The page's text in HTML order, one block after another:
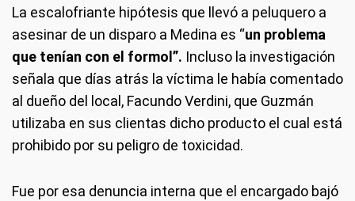
La escalofriante hipótesis que llevó a peluquero a
asesinar de un disparo a Medina es “un problema
que tenían con el formol”. Incluso la investigación
señala que días atrás la víctima le había comentado
al dueño del local, Facundo Verdini, que Guzmán
utilizaba en sus clientas dicho producto el cual está
prohibido por su peligro de toxicidad.
Fue por esa denuncia interna que el encargado bajó